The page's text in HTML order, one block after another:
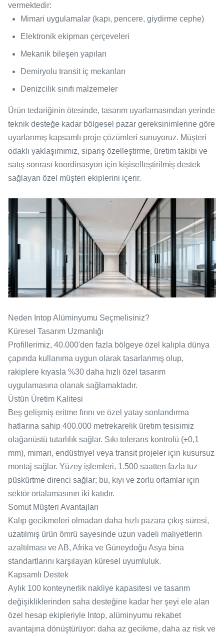
vermektedir:
Mimari uygulamalar (kapı, pencere, giydirme cephe)
Elektronik ekipman çerçeveleri
Mekanik bileşen yapıları
Demiryolu transit iç mekanları
Denizcilik sınıfı malzemeler
Ürün tedariğinin ötesinde, tasarım uyarlamasından yerinde
teknik desteğe kadar bölgesel pazar gereksinimlerine göre
uyarlanmış kapsamlı proje çözümleri sunuyoruz. Müşteri
odaklı yaklaşımımız, sipariş özelleştirme, üretim takibi ve
satış sonrası koordinasyon için kişiselleştirilmiş destek
sağlayan özel müşteri ekiplerini içerir.
Neden Intop Alüminyumu Seçmelisiniz?
Küresel Tasarım Uzmanlığı
Profillerimiz, 40.000'den fazla bölgeye özel kalıpla dünya
çapında kullanıma uygun olarak tasarlanmış olup,
rakiplere kıyasla %30 daha hızlı özel tasarım
uygulamasına olanak sağlamaktadır.
Üstün Üretim Kalitesi
Beş gelişmiş eritme fırını ve özel yatay sonlandırma
hatlarına sahip 400.000 metrekarelik üretim tesisimiz
olağanüstü tutarlılık sağlar. Sıkı tolerans kontrolü (±0,1
mm), mimari, endüstriyel veya transit projeler için kusursuz
montaj sağlar. Yüzey işlemleri, 1.500 saatten fazla tuz
püskürtme direnci sağlar; bu, kıyı ve zorlu ortamlar için
sektör ortalamasının iki katıdır.
Somut Müşteri Avantajları
Kalıp gecikmeleri olmadan daha hızlı pazara çıkış süresi,
uzatılmış ürün ömrü sayesinde uzun vadeli maliyetlerin
azaltılması ve AB, Afrika ve Güneydoğu Asya bina
standartlarını karşılayan küresel uyumluluk.
Kapsamlı Destek
Aylık 100 konteynerlik nakliye kapasitesi ve tasarım
değişikliklerinden saha desteğine kadar her şeyi ele alan
özel hesap ekipleriyle Intop, alüminyumu rekabet
avantajına dönüştürüyor: daha az gecikme, daha az risk ve